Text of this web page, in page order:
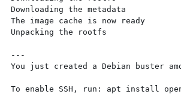
Downloading the metadata
The image cache is now ready
Unpacking the rootfs
---
You just created a Debian buster
To enable SSH, run: apt install